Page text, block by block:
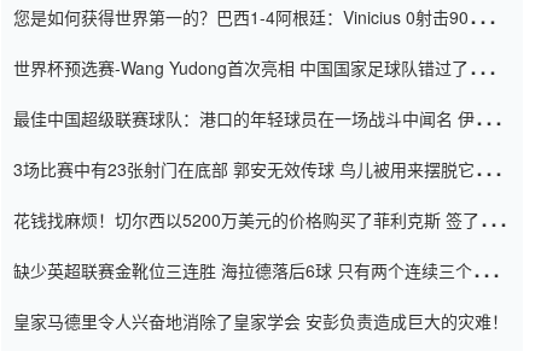
您是如何获得世界第一的？巴西1-4阿根廷：Vinicius 0射击90分钟
世界杯预选赛-Wang Yudong首次亮相 中国国家足球队错过了世界
最佳中国超级联赛球队：港口的年轻球员在一场战斗中闻名 伊万放
3场比赛中有23张射门在底部 郭安无效传球 鸟儿被用来摆脱它
花钱找麻烦！切尔西以5200万美元的价格购买了菲利克斯 签了7年
缺少英超联赛金靴位三连胜 海拉德落后6球 只有两个连续三个连续
皇家马德里令人兴奋地消除了皇家学会 安彭负责造成巨大的灾难！